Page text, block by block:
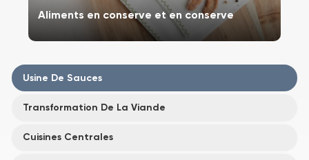
Aliments en conserve et en conserve
Usine De Sauces
Transformation De La Viande
Cuisines Centrales